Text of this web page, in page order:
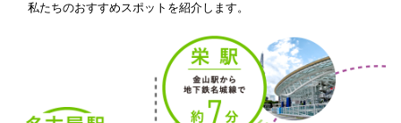
私たちのおすすめスポットを紹介します。